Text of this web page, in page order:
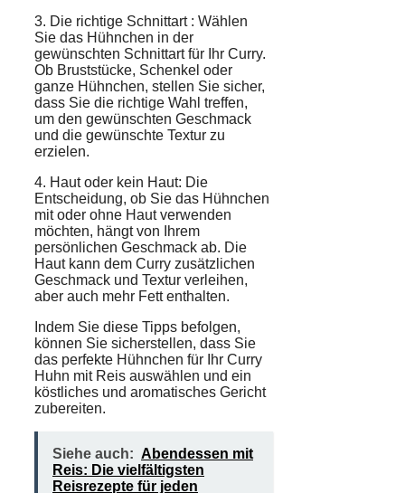
3. Die richtige Schnittart : Wählen
Sie das Hühnchen in der
gewünschten Schnittart für Ihr Curry.
Ob Bruststücke, Schenkel oder
ganze Hühnchen, stellen Sie sicher,
dass Sie die richtige Wahl treffen,
um den gewünschten Geschmack
und die gewünschte Textur zu
erzielen.
4. Hautoder kein Haut: Die
Entscheidung, ob Sie das Hühnchen
mit oder ohne Haut verwenden
möchten, hängt von Ihrem
persönlichen Geschmack ab. Die
Haut kann dem Curry zusätzlichen
Geschmack und Textur verleihen,
aber auch mehr Fett enthalten.
Indem Sie diese Tipps befolgen,
können Sie sicherstellen, dass Sie
das perfekte Hühnchen für Ihr Curry
Huhn mit Reis auswählen und ein
köstliches und aromatisches Gericht
zubereiten.
Siehe auch: Abendessen mit
Reis: Die vielfältigsten
Reisrezepte für jeden